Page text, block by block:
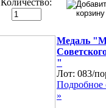
Количество:
Медаль
"
Лот: 083/
Подробное
»